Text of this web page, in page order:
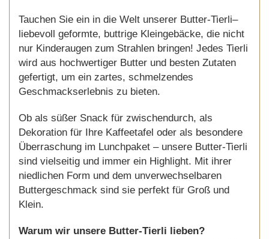
Tauchen Sie ein in die Welt unserer Butter-Tierli–
liebevoll geformte, buttrige Kleingebäcke, die nicht
nur Kinderaugen zum Strahlen bringen! Jedes Tierli
wird aus hochwertiger Butter und besten Zutaten
gefertigt, um ein zartes, schmelzendes
Geschmackserlebnis zu bieten.
Ob als süßer Snack für zwischendurch, als
Dekoration für Ihre Kaffeetafel oder als besondere
Überraschung im Lunchpaket – unsere Butter-Tierli
sind vielseitig und immer ein Highlight. Mit ihrer
niedlichen Form und dem unverwechselbaren
Buttergeschmack sind sie perfekt für Groß und
Klein.
Warum wir unsere Butter-Tierli lieben?